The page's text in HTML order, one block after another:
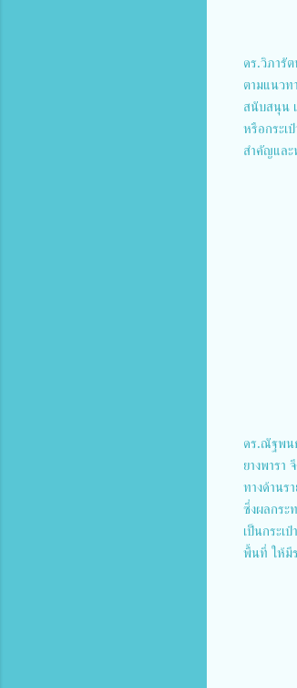
ดร.วิภารั
ตามแนวท
สนับสนุน
หรือกระเ
สำคัญและ
ดร.ณัฐพน
ยางพารา
ทางด้านร
ซึ่งผลกระ
เป็นกระเ
พื้นที่ ให้มี